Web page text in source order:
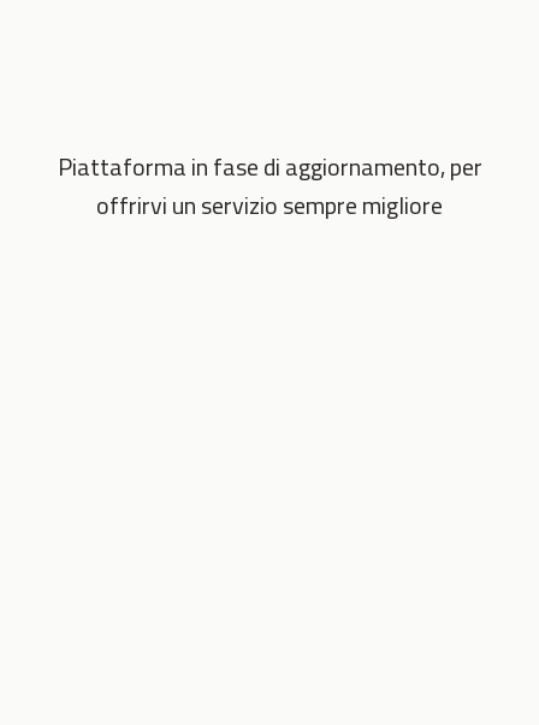
Piattaforma in fase di aggiornamento, per
offrirvi un servizio sempre migliore